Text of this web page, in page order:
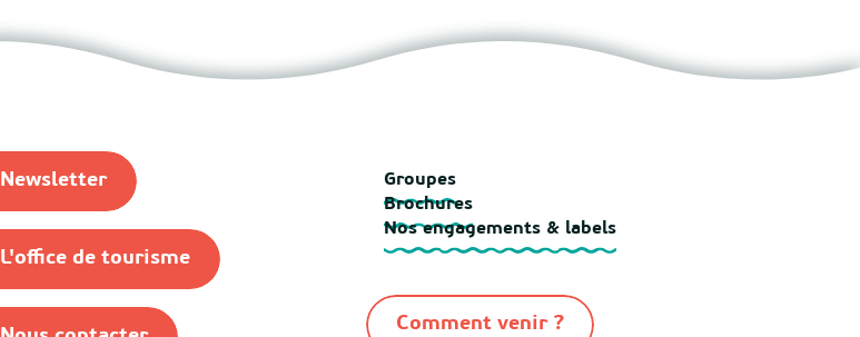
Newsletter
L'office de tourisme
Groupes
Brochures
Nos engagements & labels
Comment venir ?